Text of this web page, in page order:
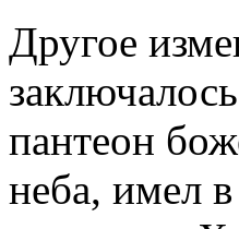
Другое
пантеон
неба, имел